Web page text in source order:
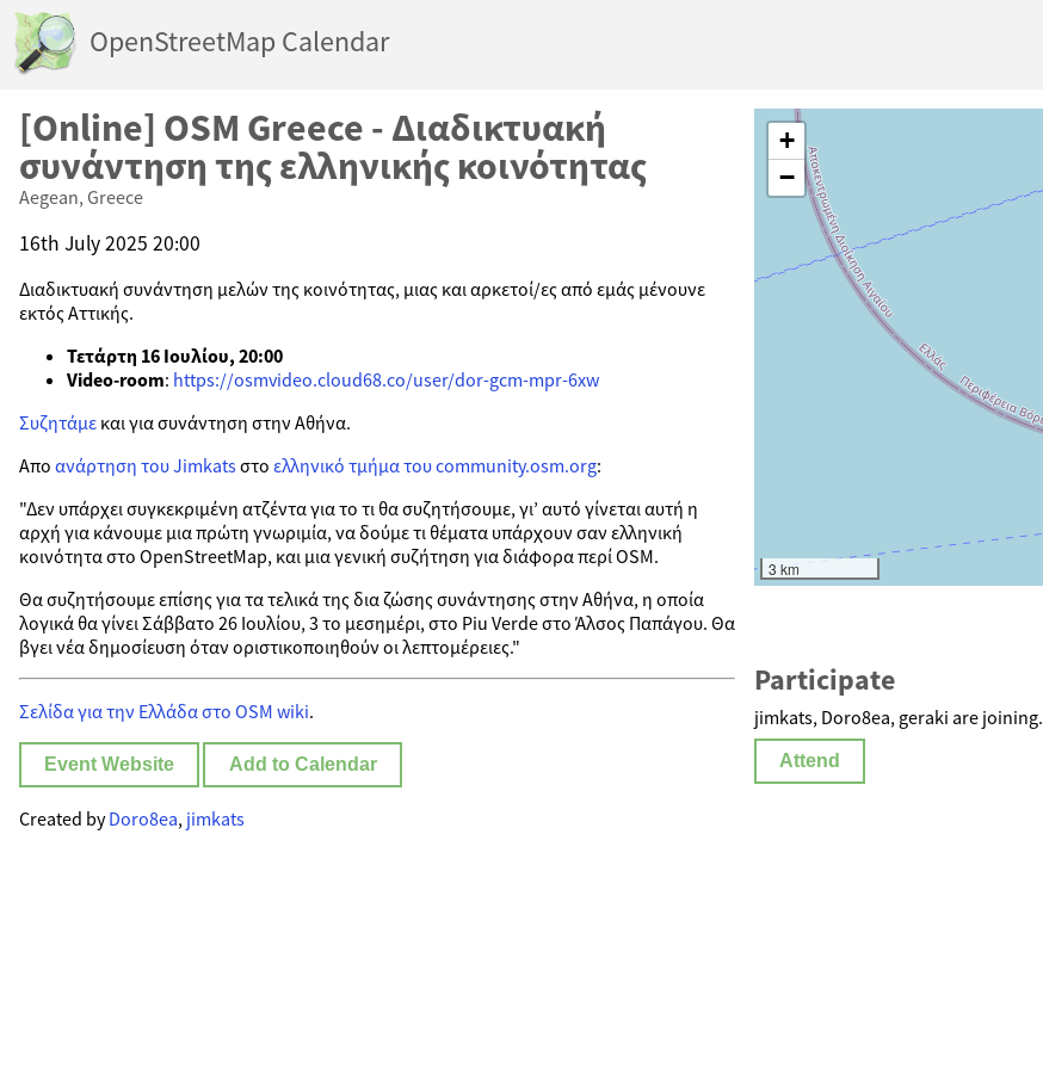
OpenStreetMap Calendar
[Online] OSM Greece - Διαδικτυακή
συνάντηση της ελληνικής κοινότητας
Aegean, Greece
16th July 2025 20:00
Διαδικτυακή συνάντηση μελών της κοινότητας, μιας και αρκετοί/ες από εμάς μένουνε
εκτός Αττικής.
Τετάρτη 16 Ιουλίου, 20:00
Video-room: https://osmvideo.cloud68.co/user/dor-gcm-mpr-6xw
Συζητάμε και για συνάντηση στην Αθήνα.
Απο ανάρτηση του Jimkatsστο ελληνικό τμήμα του community.osm.org:
"Δεν υπάρχει συγκεκριμένη ατζέντα για το τι θα συζητήσουμε, γι’ αυτό γίνεται αυτή η
αρχή για κάνουμε μια πρώτη γνωριμία, να δούμε τι θέματα υπάρχουν σαν ελληνική
κοινότητα στο OpenStreetMap, και μια γενική συζήτηση για διάφορα περί OSM.
Θα συζητήσουμε επίσης για τα τελικά της δια ζώσης συνάντησης στην Αθήνα, η οποία
λογικά θα γίνει Σάββατο 26 Ιουλίου, 3 το μεσημέρι, στο Piu Verde στο Άλσος Παπάγου. Θα
βγει νέα δημοσίευση όταν οριστικοποιηθούν οι λεπτομέρειες."
Σελίδα για την Ελλάδα στο OSM wiki.
Event Website Add to Calendar
+
−
3 km
Participate
jimkats, Doro8ea, geraki are joining.
Attend
Created byDoro8ea, jimkats